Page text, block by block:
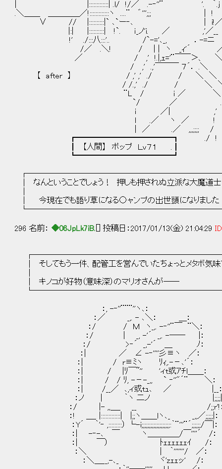
| |:::::::::::::| .l/ !/／ .-‐''¨ '. ｀.j
.＼＿＿ ＿＿＿＿／!:::::::::::::ヽ ....¨ ゛''';;; | !
∨ // |::::::::::|` ､`ー‐､ | i!／
|:| |::::::::::| !`. ｉ_ノ'i. ／ ,'／__ -
!' ./:::八:::'.. /`-='､_, ．-=ニ
/／ .＼! / | | ヽ _ｨ'´ ／
／ / ,' !.|,ｪ='¨￣￣＞、 ＼
/ ,' .,'￣￣￣ ７´． .＼
【 after 】 / ,' ,' ./ / ＼ ＼
/ /.,' ./ / ＼ ＼
¨L / ｉ ／ ＼ ＼
`/ ／ .＼ ヽ
ｉ ／| ,' ＼
l .／ ヽ ／ !
| ／ .／ ,,,;;;; /
┏━━━━━━━━━━━━┓ ./ !
┃ 【人間】 ポップ Ｌｖ７１ .┃
┗━━━━━━━━━━━━┛
│ なんということでしょう！ 押しも押されぬ立派な大魔
│ 今現在でも語り草になる○ャンプの出世頭になり
296 名前： ◆06JpLk7iB. [] 投稿日：2017/01/13(金) 21:04:29
│ そしてもう一件、配管工を営んでいたちょっとメタボ
│ キノコが好物（意味深）のマリオさん
：, -‐''¨¨¨''ヽ､：
：／ _,. - ､＼： ＿：
：/ / Ｍ ヽ_,. -‐''¨￣ ¨＼：
：/ | _, -'´ _,. -―― |：
：/ >‐´ _,-'´ ＿ ﾉ：
：| ／ ∠ -‐''''彡≡ヽ ／： 【
：| / r≡ﾐヽ ﾘｨ,.-－､
：| / |ﾘ￣~'' 'ィt或ｱﾁl＿＿：
：| / / ﾘ, -－-_,, ` ‐''"´¨ ＼：
：| /__／ ､,ィ或tｭ､ ／ |__
：ノ | ｀ヽ 二ノ |;;;;|
：/ |- ,,＿_ __ /;;r'!： ＜
：! ＿_ |:::::::::::::| |;;ヽ＿＿lヽ､_ _,,／;;;;;|：
：Y´ ｀'‐ ,:::::::::） └-i;;;;;;;;;;;;;;;;;;;:｀¨'''¨´;;;;;;/￣|：
：| -‐-､ ￣ ヽ＿＿＿＿/￣''''´ /：
：| ￣） ﾄｪｪｪｪｪｪｲ /：
：＼ | ｀'''''''/ ／：
：＼＿__,-､_ ヾ'zｪｪッ' /：